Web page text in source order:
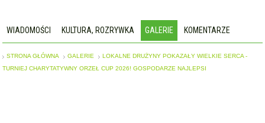
WIADOMOŚCI KULTURA, ROZRYWKA GALERIE KOMENTARZE
STRONA GŁÓWNA GALERIE
LOKALNE DRUŻYNY POKAZAŁY WIELKIE SERCA -
TURNIEJ CHARYTATYWNY ORZEŁ CUP 2026! GOSPODARZE NAJLEPSI